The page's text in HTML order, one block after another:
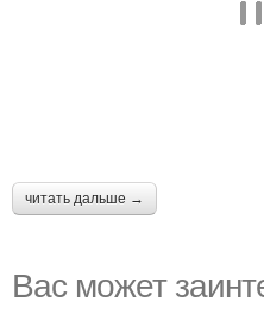
читать дальше →
Вас может